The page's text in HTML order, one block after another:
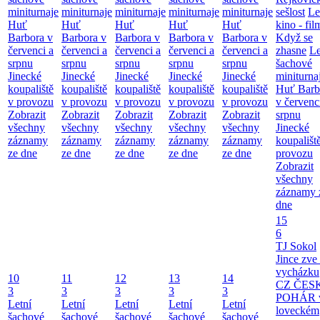
miniturnaje
Huť
Barbora v
červenci a
srpnu
Jinecké
koupaliště
v provozu
Zobrazit
všechny
záznamy
ze dne
miniturnaje
Huť
Barbora v
červenci a
srpnu
Jinecké
koupaliště
v provozu
Zobrazit
všechny
záznamy
ze dne
miniturnaje
Huť
Barbora v
červenci a
srpnu
Jinecké
koupaliště
v provozu
Zobrazit
všechny
záznamy
ze dne
miniturnaje
Huť
Barbora v
červenci a
srpnu
Jinecké
koupaliště
v provozu
Zobrazit
všechny
záznamy
ze dne
miniturnaje
Huť
Barbora v
červenci a
srpnu
Jinecké
koupaliště
v provozu
Zobrazit
všechny
záznamy
ze dne
sešlost
kino -
Když se
zhasne
šachové
Huť
v
srpnu
Jinecké
provozu
Zobrazit
všechny
záznamy
dne
10
3
Letní
šachové
11
3
Letní
šachové
12
3
Letní
šachové
13
3
Letní
šachové
14
3
Letní
šachové
15
6
TJ Sokol
Jince zve
vycházku
CZ
POHÁR
loveckém